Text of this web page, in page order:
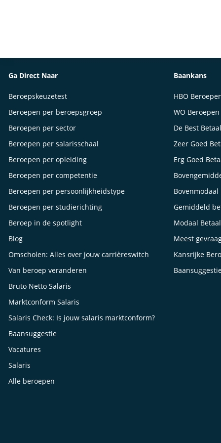
Ga Direct Naar
Beroepskeuzetest
Beroepen per beroepsgroep
Beroepen per sector
Beroepen per salarisschaal
Beroepen per opleiding
Beroepen per competentie
Beroepen per persoonlijkheidstype
Beroepen per studierichting
Beroep in de spotlight
Blog
Omscholen: Alles over jouw carrièreswitch
Van beroep veranderen
Bruto Netto Salaris
Marktconform Salaris
Salaris Check: Is jouw salaris marktconform?
Baansuggestie
Vacatures
Salaris
Alle beroepen
Baankans
HBO
WO Beroepen
De Best
Zeer Goed
Erg Goed
Gemiddeld
Modaal
Meest
Kansrijke